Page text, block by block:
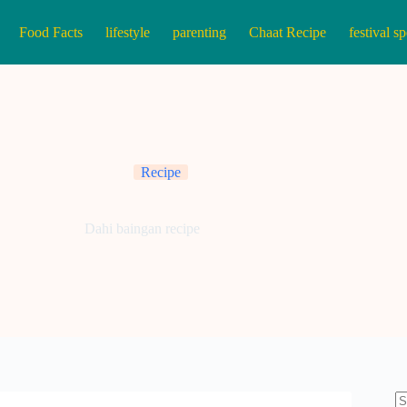
Food Facts lifestyle parenting Chaat Recipe festival
Recipe
Dahi baingan recipe